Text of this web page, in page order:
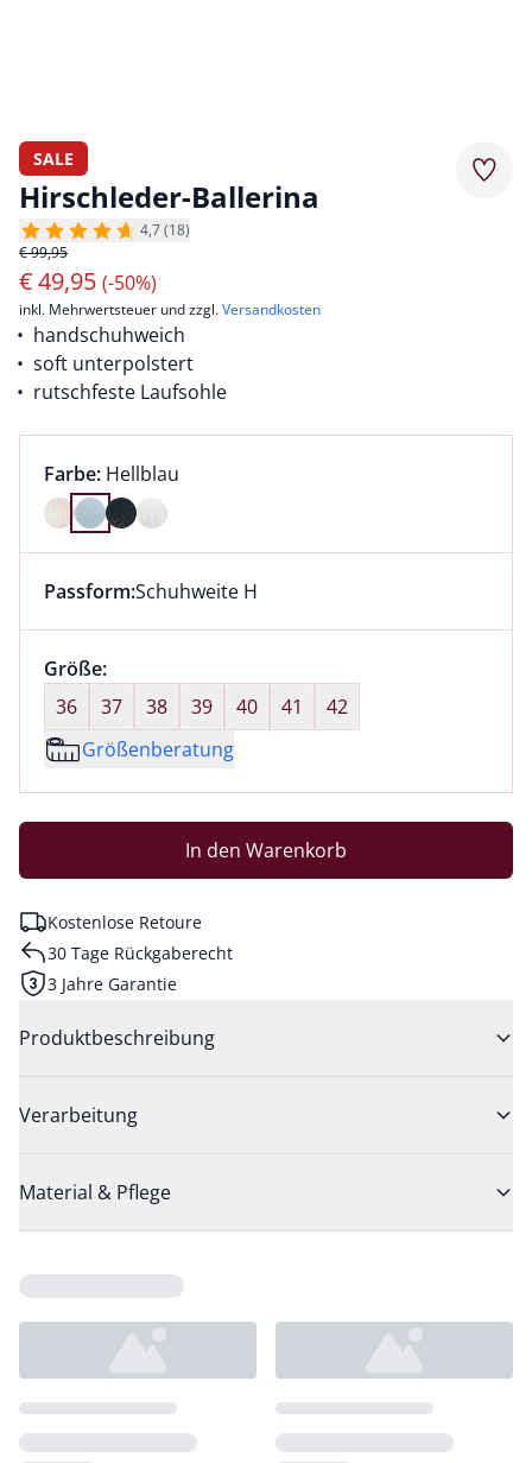
SALE
Hirschleder-Ballerina
4,7 (18)
€ 99,95
€49,95 (-50%)
inkl. Mehrwertsteuer und zzgl.Versandkosten
handschuhweich
soft unterpolstert
rutschfeste Laufsohle
Farbauswahl:
Farbe: aktuell ausgewählt:
Hellblau
Farbe Hellblau ausgewählt
Dieser Artikel hat die Passform Schuhweite H. für
Passform:Schuhweite H
Größenauswahl:
Größe:nichts ausgewählt
36
37 38 39 40 41
42
Größenberatung
In den Warenkorb
Kostenlose Retoure
30 Tage Rückgaberecht
3 Jahre Garantie
Produktbeschreibung
Verarbeitung
Material & Pflege